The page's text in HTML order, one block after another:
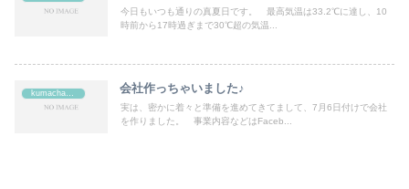
今日もいつも通りの真夏日です。 最高気温は33.2℃に達し、10
時前から17時過ぎまで30℃超の気温...
会社作っちゃいました♪
実は、密かに着々と準備を進めてきてまして、7月6日付けで会社
を作りました。 事業内容などはFaceb...